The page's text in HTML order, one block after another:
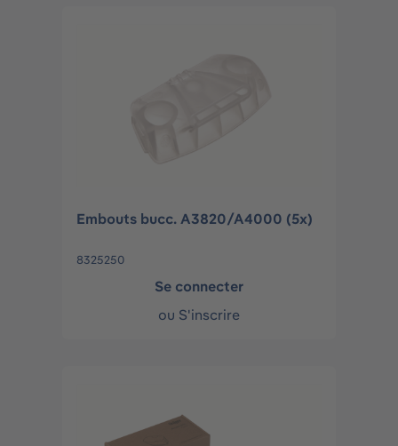
Embouts bucc. A3820/A4000 (5x)
8325250
Se connecter
ou S'inscrire